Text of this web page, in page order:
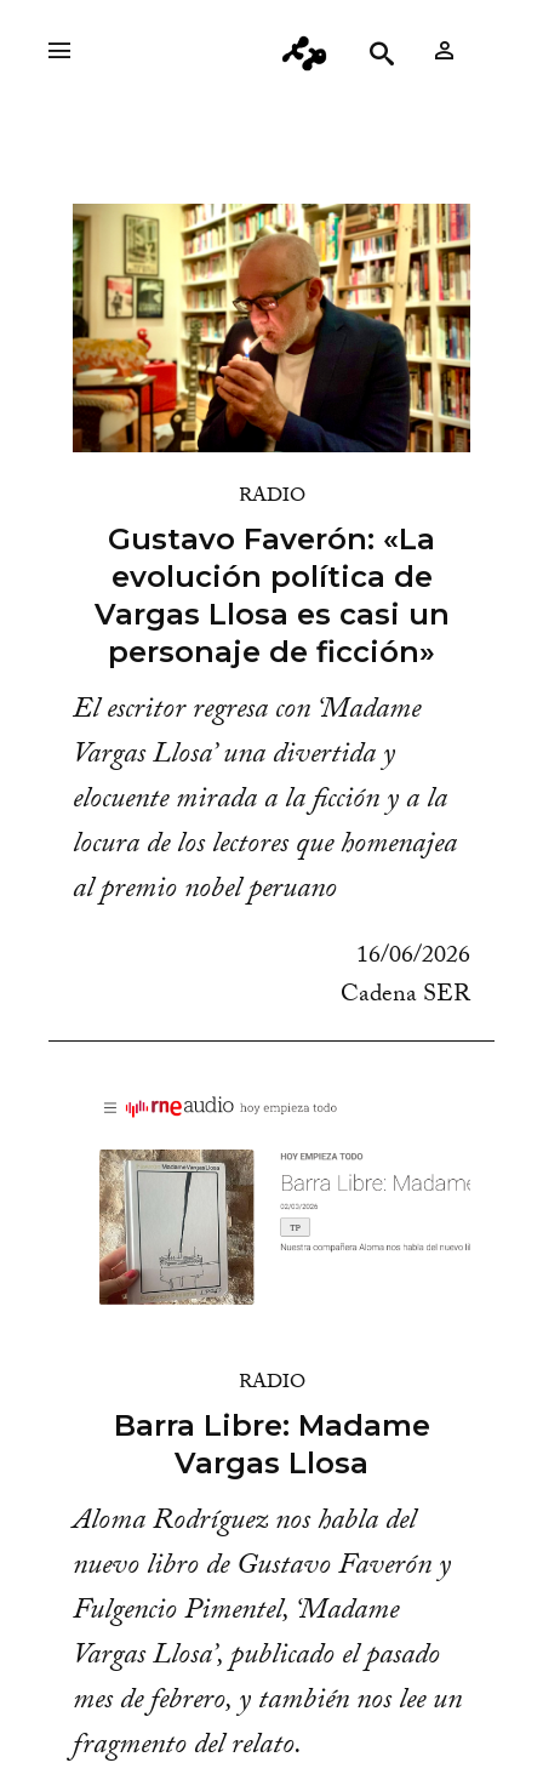
RADIO
Gustavo Faverón: «La
evolución política de
Vargas Llosa es casi un
personaje de ficción»
El escritor regresa con ‘Madame
Vargas Llosa’ una divertida y
elocuente mirada a la ficción y a la
locura de los lectores que homenajea
al premio nobel peruano
16/06/2026
Cadena SER
RADIO
Barra Libre: Madame
Vargas Llosa
Aloma Rodríguez nos habla del
nuevo libro de Gustavo Faverón y
Fulgencio Pimentel, ‘Madame
Vargas Llosa’, publicado el pasado
mes de febrero, y también nos lee un
fragmento del relato.